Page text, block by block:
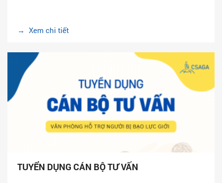
→ Xem chi tiết
TUYỂN DỤNG CÁN BỘ TƯ VẤN